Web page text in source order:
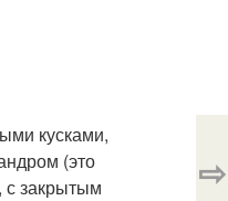
кусками,
(это
с закрытым
⇨